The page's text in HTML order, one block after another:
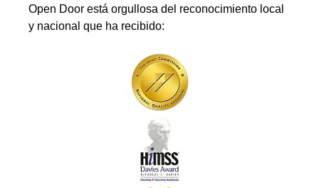
Open Door está orgullosa del reconocimiento local
y nacional que ha recibido: